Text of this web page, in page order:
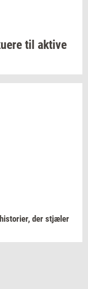
til ak­ti­ve
hi­sto­ri­er, der stjæ­ler